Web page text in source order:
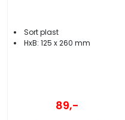
Sort plast
HxB: 125 x 260 mm
89,-